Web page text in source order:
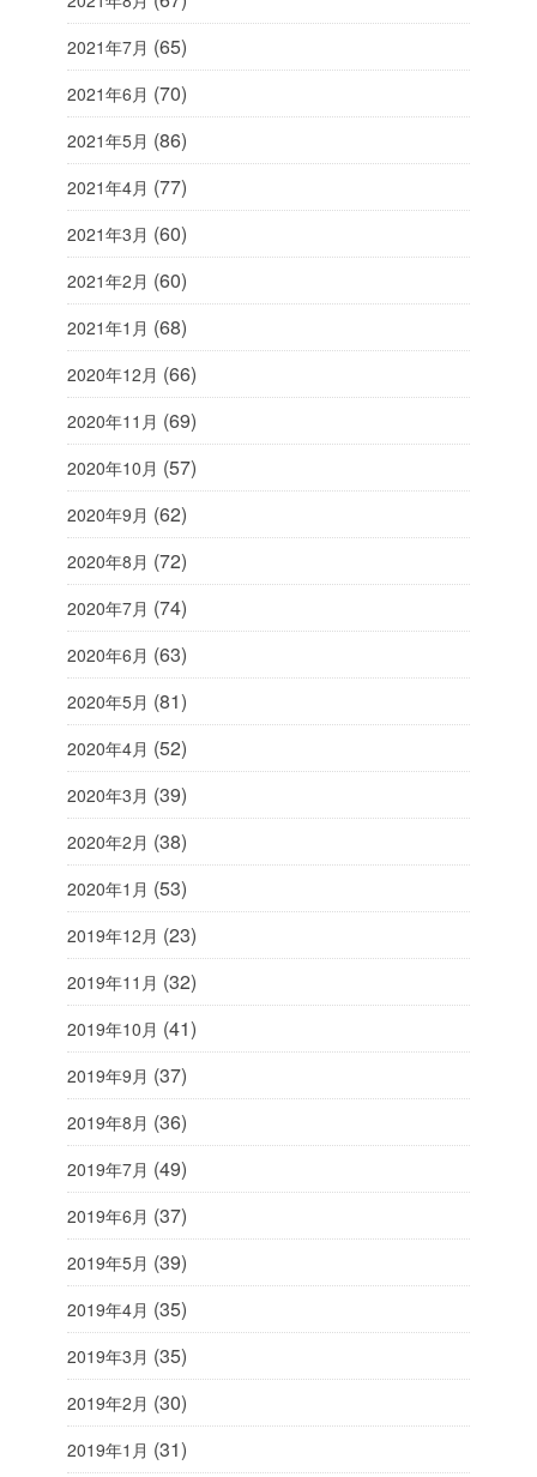
2021年7月 (65)
2021年6月 (70)
2021年5月 (86)
2021年4月 (77)
2021年3月 (60)
2021年2月 (60)
2021年1月 (68)
2020年12月 (66)
2020年11月 (69)
2020年10月 (57)
2020年9月 (62)
2020年8月 (72)
2020年7月 (74)
2020年6月 (63)
2020年5月 (81)
2020年4月 (52)
2020年3月 (39)
2020年2月 (38)
2020年1月 (53)
2019年12月 (23)
2019年11月 (32)
2019年10月 (41)
2019年9月 (37)
2019年8月 (36)
2019年7月 (49)
2019年6月 (37)
2019年5月 (39)
2019年4月 (35)
2019年3月 (35)
2019年2月 (30)
2019年1月 (31)